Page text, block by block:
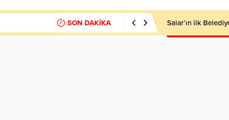
SON DAKİKA Salar’ın ilk